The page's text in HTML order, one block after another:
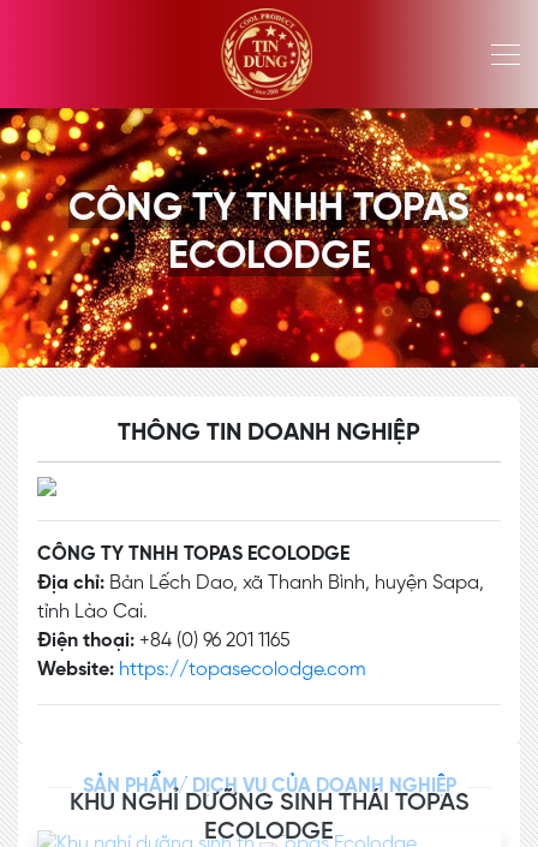
CÔNG TY TNHH TOPAS
ECOLODGE
THÔNG TIN DOANH NGHIỆP
CÔNG TY TNHH TOPAS ECOLODGE
Địa chỉ: Bản Lếch Dao, xã Thanh Bình, huyện Sapa,
tỉnh Lào Cai.
Điện thoại: +84 (0) 96 201 1165
Website: https://topasecolodge.com
SẢN PHẨM/ DỊCH VỤ CỦA DOANH NGHIỆP
KHU NGHỈ DƯỠNG SINH THÁI TOPAS
ECOLODGE